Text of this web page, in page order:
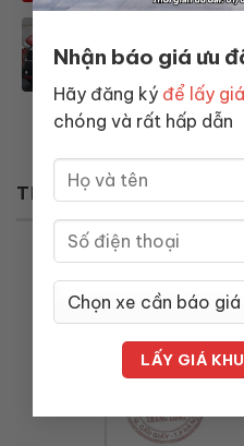
Nhận báo giá ưu
Hãy đăng ký để lấy
chóng và rất hấp dẫn
xử lý nắp
TIN TỨC